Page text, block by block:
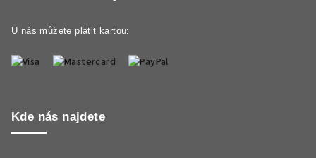
U nás můžete platit kartou:
Kde nás najdete